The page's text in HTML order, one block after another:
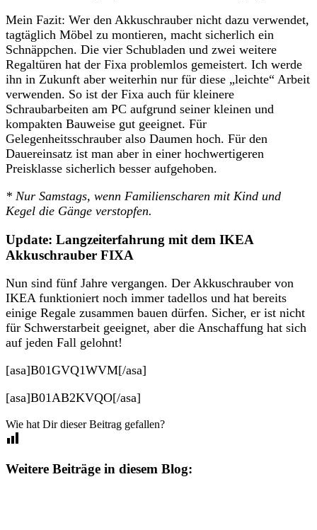
Mein Fazit: Wer den Akkuschrauber nicht dazu verwendet,
tagtäglich Möbel zu montieren, macht sicherlich ein
Schnäppchen. Die vier Schubladen und zwei weitere
Regaltüren hat der Fixa problemlos gemeistert. Ich werde
ihn in Zukunft aber weiterhin nur für diese „leichte“ Arbeit
verwenden. So ist der Fixa auch für kleinere
Schraubarbeiten am PC aufgrund seiner kleinen und
kompakten Bauweise gut geeignet. Für
Gelegenheitsschrauber also Daumen hoch. Für den
Dauereinsatz ist man aber in einer hochwertigeren
Preisklasse sicherlich besser aufgehoben.
* Nur Samstags, wenn Familienscharen mit Kind und
Kegel die Gänge verstopfen.
Update: Langzeiterfahrung mit dem IKEA
Akkuschrauber FIXA
Nun sind fünf Jahre vergangen. Der Akkuschrauber von
IKEA funktioniert noch immer tadellos und hat bereits
einige Regale zusammen bauen dürfen. Sicher, er ist nicht
für Schwerstarbeit geeignet, aber die Anschaffung hat sich
auf jeden Fall gelohnt!
[asa]B01GVQ1WVM[/asa]
[asa]B01AB2KVQO[/asa]
Wie hat Dir dieser Beitrag gefallen?
Weitere Beiträge in diesem Blog: